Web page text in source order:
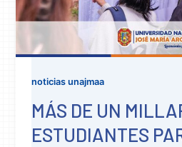
noticias unajmaa
MÁS DE UN
ESTUDIANTES